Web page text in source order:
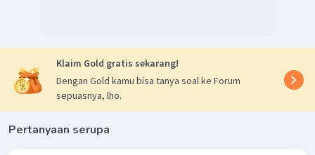
Jepang melakukan serangan lebih dahulu ke pusat
pertahanan Amerika Serikat di Pearl Harbour di
tanggal 7 Desember 1941.
Dengan demikian, terdapat dua persitiwa penting yang
menjadi sebab khusus terjadinya Perang Dunia II, yaitu
Klaim Gold gratis sekarang!
Dengan Gold kamu bisa tanya soal ke Forum
sepuasnya, lho.
Pertanyaan serupa